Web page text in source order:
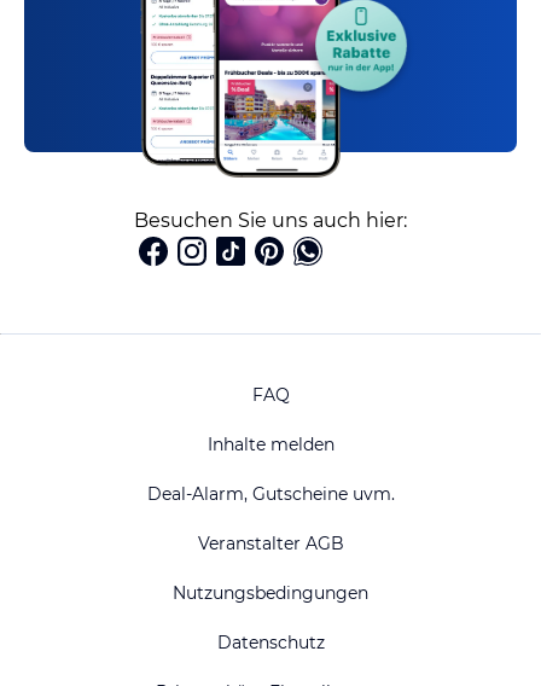
Besuchen Sie uns auch hier:
FAQ
Inhalte melden
Deal-Alarm, Gutscheine uvm.
Veranstalter AGB
Nutzungsbedingungen
Datenschutz